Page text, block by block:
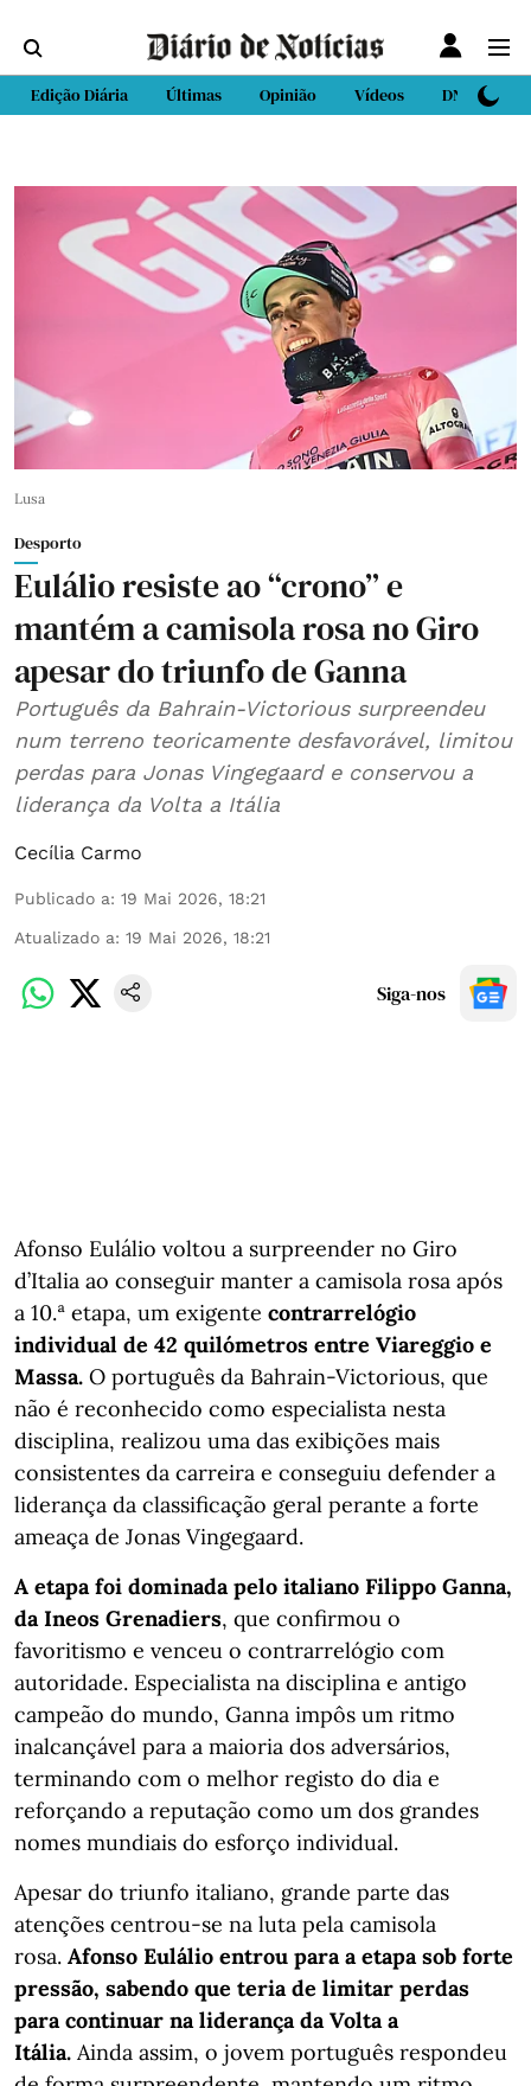
Edição Diária Últimas Opinião Vídeos DN Sport
Lusa
Desporto
Eulálio resiste ao “crono” e
mantém a camisola rosa no Giro
apesar do triunfo de Ganna
Português da Bahrain-Victorious surpreendeu
num terreno teoricamente desfavorável, limitou
perdas para Jonas Vingegaard e conservou a
liderança da Volta a Itália
Cecília Carmo
Publicado a: 19 Mai 2026, 18:21
Atualizado a: 19 Mai 2026, 18:21
Siga-nos
Afonso Eulálio voltou a surpreender no Giro
d’Italia ao conseguir manter a camisola rosa após
a 10.ª etapa, um exigente contrarrelógio
individual de 42 quilómetros entre Viareggio e
Massa. O português da Bahrain-Victorious, que
não é reconhecido como especialista nesta
disciplina, realizou uma das exibições mais
consistentes da carreira e conseguiu defender a
liderança da classificação geral perante a forte
ameaça de Jonas Vingegaard.
A etapa foi dominada pelo italiano Filippo Ganna,
da Ineos Grenadiers, que confirmou o
favoritismo e venceu o contrarrelógio com
autoridade. Especialista na disciplina e antigo
campeão do mundo, Ganna impôs um ritmo
inalcançável para a maioria dos adversários,
terminando com o melhor registo do dia e
reforçando a reputação como um dos grandes
nomes mundiais do esforço individual.
Apesar do triunfo italiano, grande parte das
atenções centrou-se na luta pela camisola
rosa. Afonso Eulálio entrou para a etapa sob forte
pressão, sabendo que teria de limitar perdas
para continuar na liderança da Volta a
Itália. Ainda assim, o jovem português respondeu